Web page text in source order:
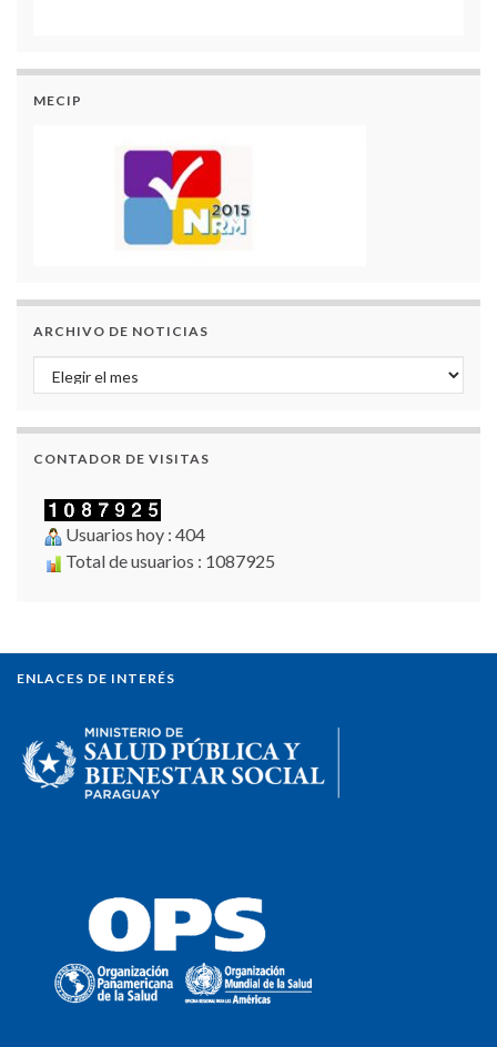
MECIP
ARCHIVO DE NOTICIAS
Archivo de Noticias
CONTADOR DE VISITAS
Usuarios hoy : 404
Total de usuarios : 1087925
ENLACES DE INTERÉS